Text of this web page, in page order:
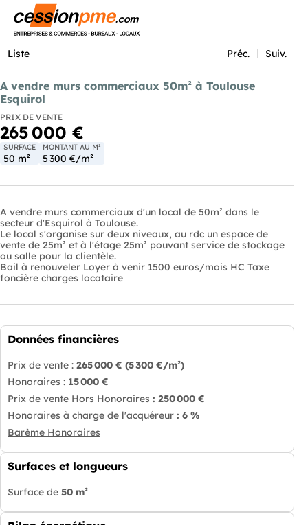
Liste Préc. Suiv.
A vendre murs commerciaux 50m² à Toulouse
Esquirol
PRIX DE VENTE
265 000 €
SURFACE
50 m²
MONTANT AU M²
5 300 €/m²
A vendre murs commerciaux d'un local de 50m² dans le
secteur d'Esquirol à Toulouse.
Le local s'organise sur deux niveaux, au rdc un espace de
vente de 25m² et à l'étage 25m² pouvant service de stockage
ou salle pour la clientèle.
Bail à renouveler Loyer à venir 1500 euros/mois HC Taxe
foncière charges locataire
Données financières
Prix de vente : 265 000 € (5 300 €/m²)
Honoraires : 15 000 €
Prix de vente Hors Honoraires : 250 000 €
Honoraires à charge de l'acquéreur : 6 %
Barème Honoraires
Surfaces et longueurs
Surface de 50 m²